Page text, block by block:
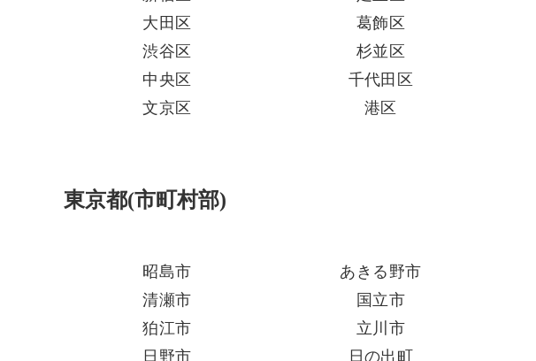
大田区
葛飾区
渋谷区
杉並区
中央区
千代田区
文京区
港区
東京都(市町村部)
昭島市 あきる野市
清瀬市
国立市
狛江市
立川市
日野市
日の出町